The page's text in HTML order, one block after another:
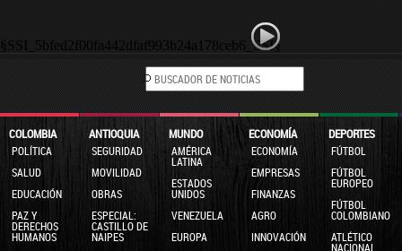
§SSI_5bfed2f00fa442dfaf993b24a178ceb6_SSI§
COLOMBIA
POLÍTICA
SALUD
EDUCACIÓN
PAZ Y
DERECHOS
HUMANOS
ANTIOQUIA
SEGURIDAD
MOVILIDAD
OBRAS
ESPECIAL:
CASTILLO DE
NAIPES
MUNDO
AMÉRICA
LATINA
ESTADOS
UNIDOS
VENEZUELA
EUROPA
ECONOMÍA
ECONOMÍA
EMPRESAS
FINANZAS
AGRO
INNOVACIÓN
DEPORTES
FÚTBOL
FÚTBOL
EUROPEO
FÚTBOL
COLOMBIANO
ATLÉTICO
NACIONAL